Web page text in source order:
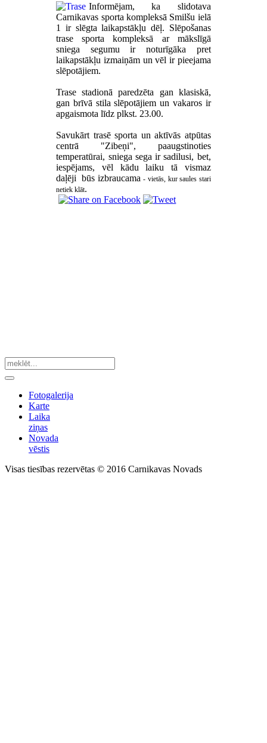
Informējam, ka slidotava
Carnikavas sporta kompleksā Smilšu ielā
1 ir slēgta laikapstākļu dēļ. Slēpošanas
trase sporta kompleksā ar mākslīgā
sniega segumu ir noturīgāka pret
laikapstākļu izmaiņām un vēl ir pieejama
slēpotājiem.
Trase stadionā paredzēta gan klasiskā,
gan brīvā stila slēpotājiem un vakaros ir
apgaismota līdz plkst. 23.00.
Savukārt trasē sporta un aktīvās atpūtas
centrā "Zibeņi", paaugstinoties
temperatūrai, sniega sega ir sadilusi, bet,
iespējams, vēl kādu laiku tā vismaz
daļēji būs izbraucama- vietās, kur saules stari
netiek klāt.
Fotogalerija
Karte
Laika
ziņas
Novada
vēstis
Visas tiesības rezervētas © 2016 Carnikavas Novads